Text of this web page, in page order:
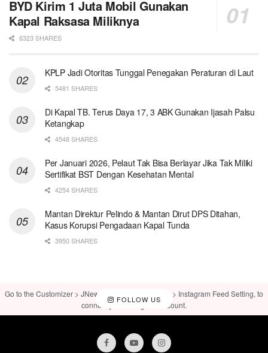
BYD Kirim 1 Juta Mobil Gunakan
Kapal Raksasa Miliknya
6323 SHARES
KPLP Jadi Otoritas Tunggal Penegakan Peraturan di Laut
5481 SHARES
Di Kapal TB. Terus Daya 17, 3 ABK Gunakan Ijasah Palsu
Ketangkap
4548 SHARES
Per Januari 2026, Pelaut Tak Bisa Berlayar Jika Tak Miliki
Sertifikat BST Dengan Kesehatan Mental
4254 SHARES
Mantan Direktur Pelindo & Mantan Dirut DPS Ditahan,
Kasus Korupsi Pengadaan Kapal Tunda
3950 SHARES
FOLLOW US
Go to the Customizer > JNews : Social, Like & View > Instagram Feed Setting, to
connect your Instagram account.